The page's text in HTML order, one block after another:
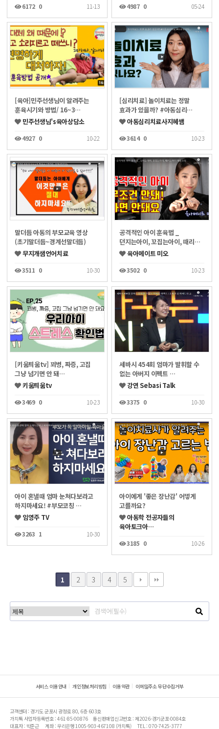
6172 0 11-13 4987 0 05-24
[육아]민주선생님이 알려주는
훈육시기와 방법/ 16~3…
민주선생님's육아상담소
4927 0 10-22
[심리치료] 놀이치료는 정말
효과가 있을까? #아동심리…
아동심리치료사지혜쌤
3614 0 10-23
말더듬 아동의 부모교육 영상
(초기말더듬~경계선말더듬)
무지개샘언어치료
3511 0 10-30
공격적인 아이 훈육법 _
던지는아이, 꼬집는아이, 때리…
육아메이트 미오
3502 0 10-23
[키움틔움tv] 꾀병, 짜증, 고집
그냥 넘기면 안 돼…
키움틔움tv
3469 0 10-23
세바시 454회 엄마가 발휘할 수
없는 아버지 이펙트 …
강연 Sebasi Talk
3375 0 10-30
아이 혼낼때 엄마 눈쳐다보라고
하지마세요! #부모코칭 …
임영주 TV
3263 1 10-30
아이에게 '좋은 장난감' 어떻게
고를까요?
아동학 전공자들의
육아토크아…
3185 0 10-26
1 2 3 4 5
서비스 이용안내 개인정보처리방침 이용약관 이메일주소 무단수집거부
고객센터 : 경기도 군포시 광정로 80, 6층 603호
가치톡 사업자등록번호 : 461-85-00876
통신판매업신고번호 : 제2026-경기군포-0084호
대표자 : 박준근
계좌 : 우리은행 1005-903-467108 (가치톡) TEL : 070-7425-3777